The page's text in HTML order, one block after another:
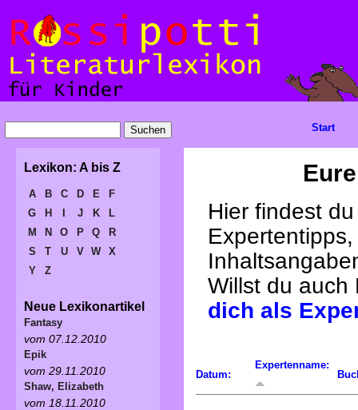
Hier findest
Willst du
dich als
Datum:
Expertenname:
Start
Lexikon: A bis Z
A B C D E
F
G
H J K
L
M
N O P Q
R
S
T U V W
X
Y
Z
Neue Lexikonartikel
Fantasy
vom 07.12.2010
Epik
vom 29.11.2010
Shaw, Elizabeth
vom 18.11.2010